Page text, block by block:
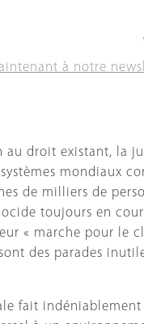
à notre
droit existant, la
mondiaux
de milliers de
toujours en
« marche pour le
des parades
fait